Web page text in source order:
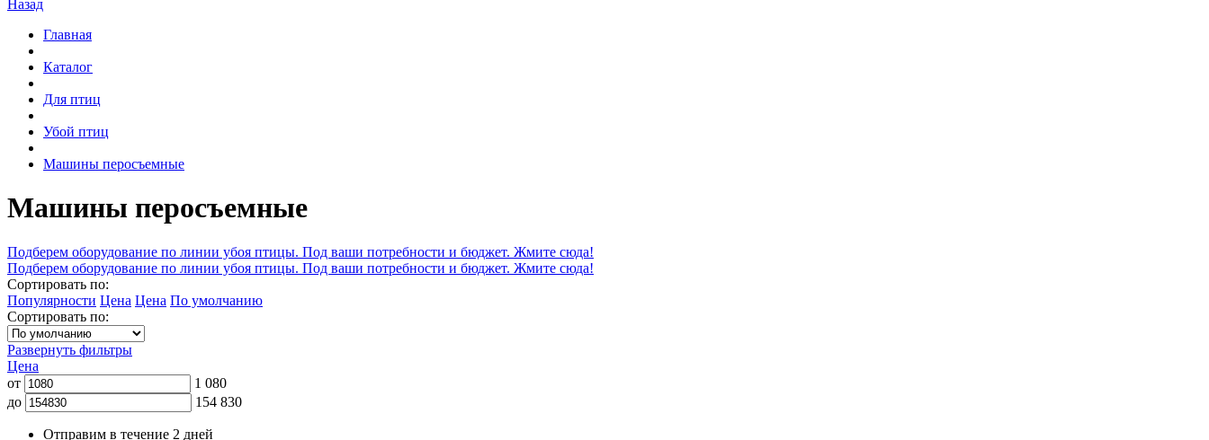
Назад
Главная
Каталог
Для птиц
Убой птиц
Машины перосъемные
Машины перосъемные
Подберем оборудование по линии убоя птицы. Под ваши потребности и бюджет. Жмите сюда!
Подберем оборудование по линии убоя птицы. Под ваши потребности и бюджет. Жмите сюда!
Сортировать по:
Популярности Цена Цена По умолчанию
Сортировать по:
Развернуть фильтры
Цена
от
1 080
до
154 830
Отправим в течение 2 дней